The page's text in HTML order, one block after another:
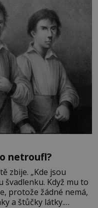
netroufl?
zbije. „Kde jsou
švadlenku. Když mu to
protože žádné nemá,
a štůčky látky.